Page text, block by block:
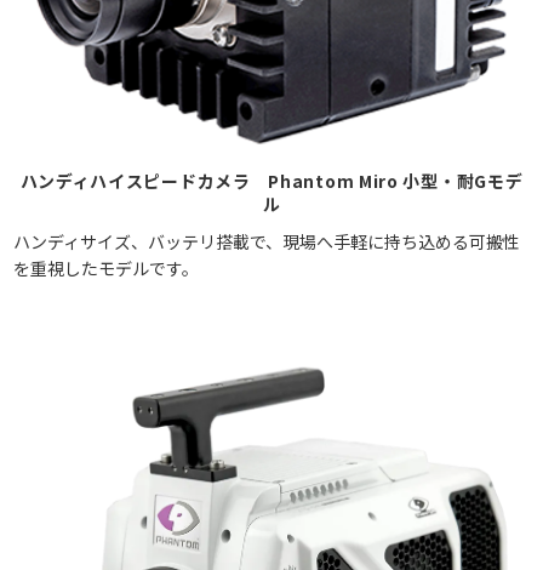
ハンディハイスピードカメラ Phantom Miro 小型・耐Gモデ
ル
ハンディサイズ、バッテリ搭載で、現場へ手軽に持ち込める可搬性
を重視したモデルです。